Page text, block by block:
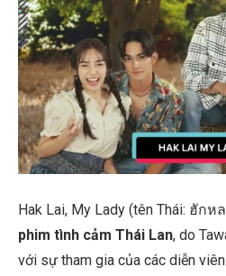
Hak Lai, My Lady (tên Thái: ฮัก
phim tình cảm Thái Lan, do
với sự tham gia của các diễn